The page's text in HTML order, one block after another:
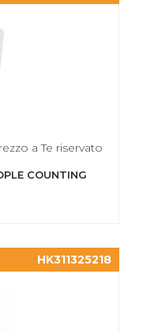
a Te riservato
COUNTING
HK311325218